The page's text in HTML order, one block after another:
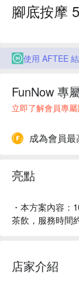
腳底按摩
使用 AFTEE
FunNow 專
立即了解會員專
成為會員
亮點
・本方案內容：
茶飲，服務時間
店家介紹